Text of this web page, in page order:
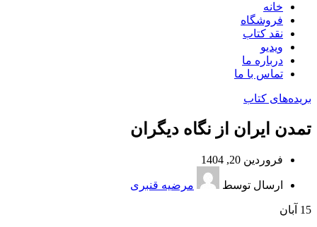
خانه
فروشگاه
نقد کتاب
ویدیو
درباره‌ ما
تماس با ما
بریده‌های کتاب
تمدن ایران از نگاه دیگران
فروردین 20, 1404
ارسال توسط مرضیه قنبری
15 آبان